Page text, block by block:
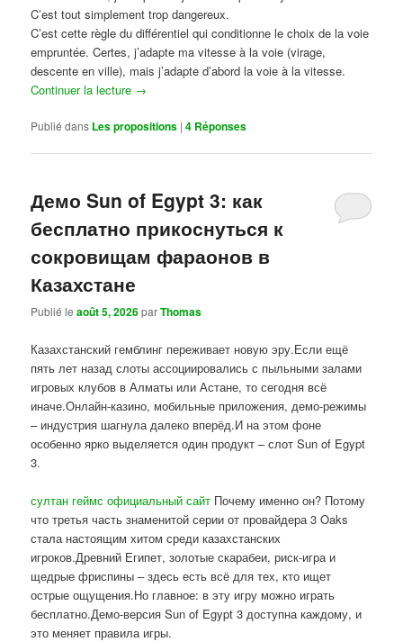
C’est tout simplement trop dangereux.
C’est cette règle du différentiel qui conditionne le choix de la voie
empruntée. Certes, j’adapte ma vitesse à la voie (virage,
descente en ville), mais j’adapte d’abord la voie à la vitesse.
Continuer la lecture →
Publié dans Les propositions |4 Réponses
Демо Sun of Egypt 3: как
бесплатно прикоснуться к
сокровищам фараонов в
Казахстане
Publié leaoût 5, 2026parThomas
Казахстанский гемблинг переживает новую эру.Если ещё
пять лет назад слоты ассоциировались с пыльными залами
игровых клубов в Алматы или Астане, то сегодня всё
иначе.Онлайн-казино, мобильные приложения, демо-режимы
– индустрия шагнула далеко вперёд.И на этом фоне
особенно ярко выделяется один продукт – слот Sun of Egypt
3.
султан геймс официальный сайт Почему именно он? Потому
что третья часть знаменитой серии от провайдера 3 Oaks
стала настоящим хитом среди казахстанских
игроков.Древний Египет, золотые скарабеи, риск-игра и
щедрые фриспины – здесь есть всё для тех, кто ищет
острые ощущения.Но главное: в эту игру можно играть
бесплатно.Демо-версия Sun of Egypt 3 доступна каждому, и
это меняет правила игры.